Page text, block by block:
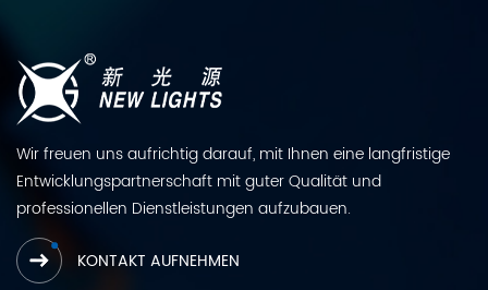
Wir freuen uns aufrichtig darauf, mit Ihnen eine langfristige
Entwicklungspartnerschaft mit guter Qualität und
professionellen Dienstleistungen aufzubauen.
KONTAKT AUFNEHMEN